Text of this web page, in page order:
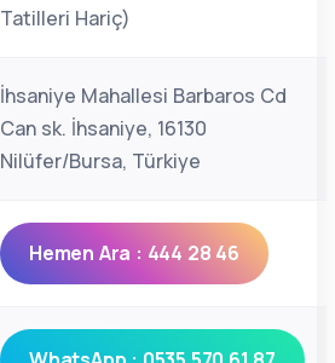
Tatilleri Hariç)
İhsaniye Mahallesi Barbaros Cd
Can sk. İhsaniye, 16130
Nilüfer/Bursa, Türkiye
Hemen Ara : 444 28 46